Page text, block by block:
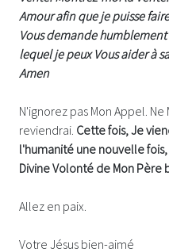
Amour afin que je puisse
Vous demande
lequel je peux Vous aider à
Amen
N'ignorez pas Mon Appel.
reviendrai. Cette fois, Je
l'humanité une nouvelle
Divine Volonté de Mon Père
Allez en paix.
Votre Jésus bien-aimé